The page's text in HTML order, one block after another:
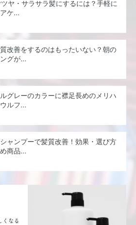
ヤ・サラサラ髪にするには？手軽に
ケ...
改善をするのはもったいない？朝の
グが...
グレーのカラーに襟足長めのメリハ
ルフ...
ャンプーで髪質改善！効果・選び方
商品...